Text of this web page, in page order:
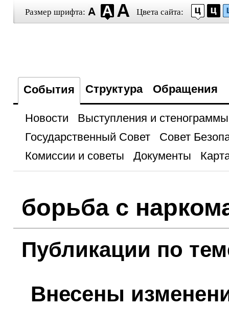
Размер шрифта: Цвета сайта:
События Структура Обращения
Новости
Выступления и стенограммы
Государственный Совет
Совет
Комиссии и советы
Документы
борьба с
Публикации по
Внесены